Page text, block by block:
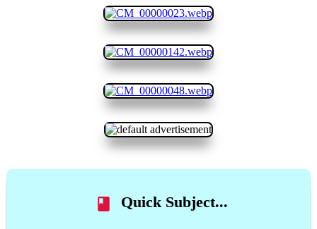
Quick Subject...